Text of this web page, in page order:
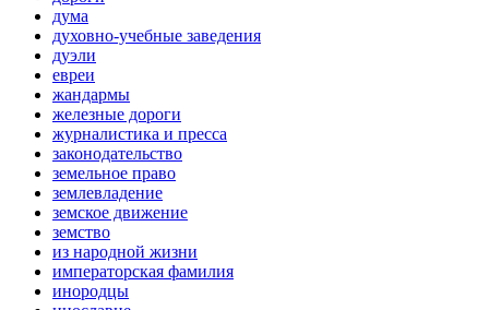
дума
духовно-учебные заведения
дуэли
евреи
жандармы
железные дороги
журналистика и пресса
законодательство
земельное право
землевладение
земское движение
земство
из народной жизни
императорская фамилия
инородцы